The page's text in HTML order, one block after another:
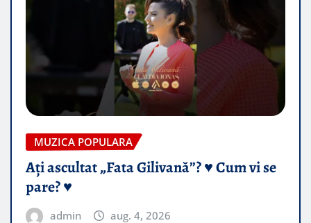
MUZICA POPULARA
Ați ascultat „Fata Gilivană”? ♥️ Cum vi se
pare? ♥️
admin aug. 4, 2026